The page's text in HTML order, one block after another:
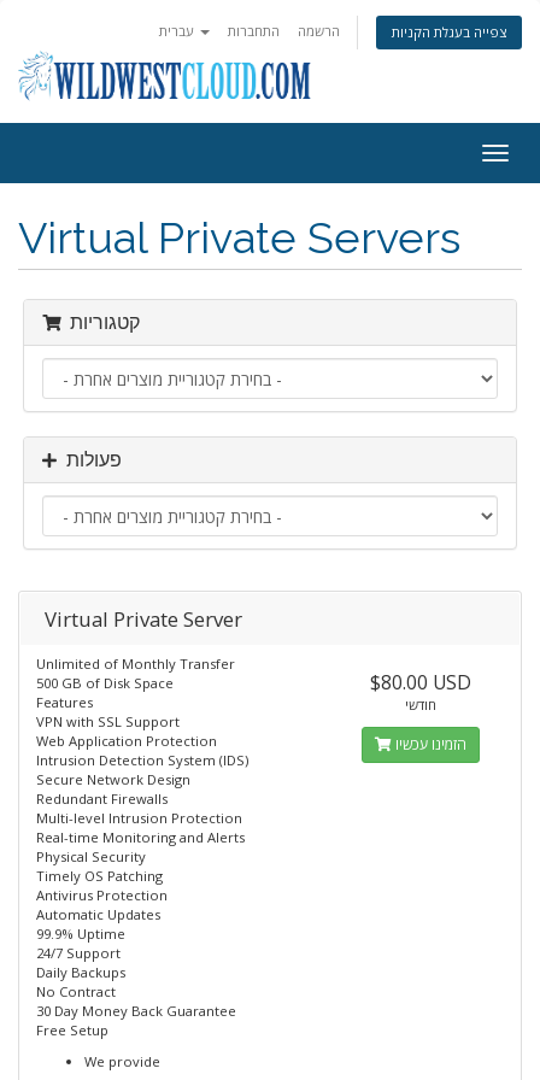
התחברות הרשמה צפייה בעגלת הקניות
ניווט
Virtual Private Servers
קטגוריות
פעולות
Virtual Private Server
Unlimited of Monthly Transfer
500 GB of Disk Space
Features
VPN with SSL Support
Web Application Protection
Intrusion Detection System (IDS)
Secure Network Design
Redundant Firewalls
Multi-level Intrusion Protection
Real-time Monitoring and Alerts
Physical Security
Timely OS Patching
Antivirus Protection
Automatic Updates
99.9% Uptime
24/7 Support
Daily Backups
No Contract
30 Day Money Back Guarantee
Free Setup
We provide
$80.00 USD
חודשי
הזמינו עכשיו